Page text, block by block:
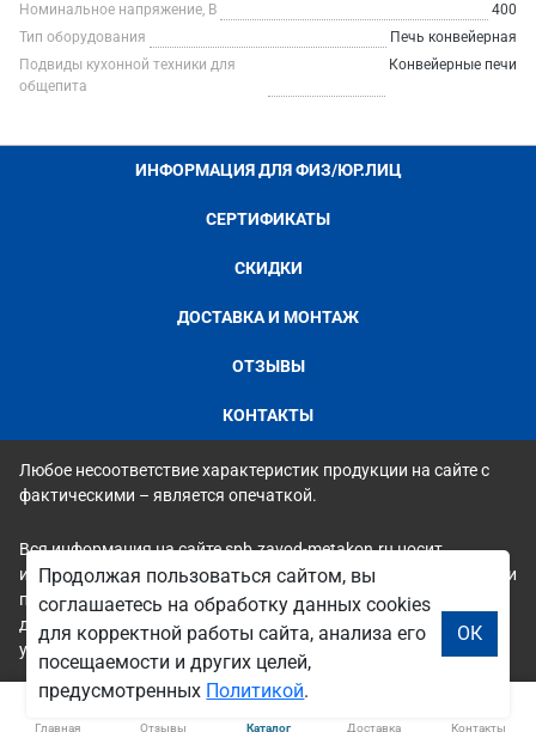
Номинальное напряжение, В
400
Тип оборудования
Печь конвейерная
Подвиды кухонной техники для
общепита
Конвейерные печи
ИНФОРМАЦИЯ ДЛЯ ФИЗ/ЮР.ЛИЦ
СЕРТИФИКАТЫ
СКИДКИ
ДОСТАВКА И МОНТАЖ
ОТЗЫВЫ
КОНТАКТЫ
Любое несоответствие характеристик продукции на сайте с
фактическими – является опечаткой.
Вся информация на сайте spb.zavod-metakon.ru носит
исключительно ознакомительный и справочный характер и ни
при каких условиях не является публичной офертой. Всю
дополнительную информацию можно узнать по телефонам
указанным на сайте.
Главная Отзывы Каталог Доставка Контакты
Продолжая пользоваться сайтом, вы
соглашаетесь на обработку данных cookies
для корректной работы сайта, анализа его
посещаемости и других целей,
предусмотренных Политикой.
ОК